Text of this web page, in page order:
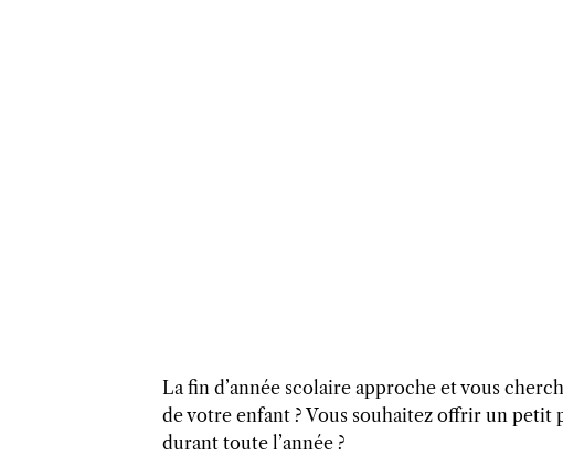
La fin d’année scolaire approche et vous
de votre enfant ? Vous souhaitez offrir un petit
durant toute l’année ?